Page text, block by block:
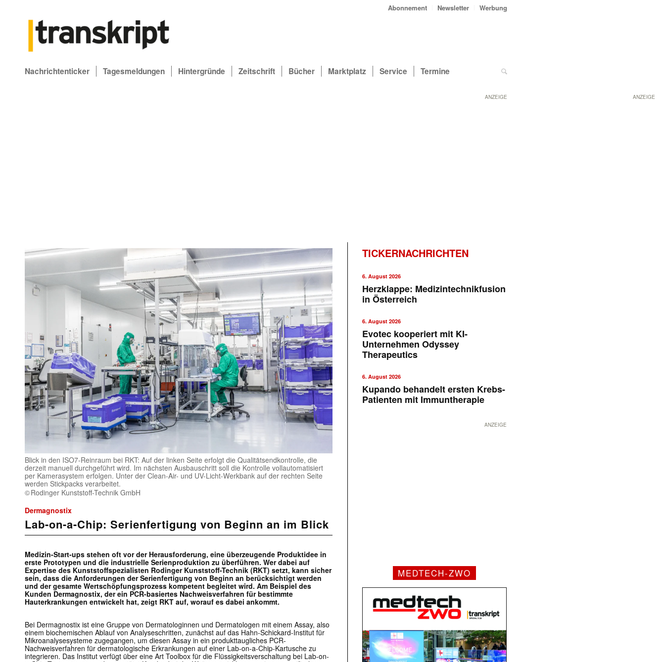
ANZEIGE
Abonnement Newsletter Werbung
Nachrichtenticker Tagesmeldungen Hintergründe Zeitschrift Bücher Marktplatz Service Termine
ANZEIGE
Blick in den ISO7-Reinraum bei RKT: Auf der linken Seite erfolgt die Qualitätsendkontrolle, die
derzeit manuell durchgeführt wird. Im nächsten Ausbauschritt soll die Kontrolle vollautomatisiert
per Kamerasystem erfolgen. Unter der Clean-Air- und UV-Licht-Werkbank auf der rechten Seite
werden Stickpacks verarbeitet.
Rodinger Kunststoff-Technik GmbH
Dermagnostix
Lab-on-a-Chip: Serienfertigung von Beginn an im Blick
Medizin-Start-ups stehen oft vor der Herausforderung, eine überzeugende Produktidee in
erste Prototypen und die industrielle Serienproduktion zu überführen. Wer dabei auf
Expertise des Kunststoffspezialisten Rodinger Kunststoff-Technik (RKT) setzt, kann sicher
sein, dass die Anforderungen der Serienfertigung von Beginn an berücksichtigt werden
und der gesamte Wertschöpfungsprozess kompetent begleitet wird. Am Beispiel des
Kunden Dermagnostix, der ein PCR-basiertes Nachweisverfahren für bestimmte
Hauterkrankungen entwickelt hat, zeigt RKT auf, worauf es dabei ankommt.
Bei Dermagnostix ist eine Gruppe von Dermatologinnen und Dermatologen mit einem Assay, also
einem biochemischen Ablauf von Analyseschritten, zunächst auf das Hahn-Schickard-Institut für
Mikroanalysesysteme zugegangen, um diesen Assay in ein produkttaugliches PCR-
Nachweisverfahren für dermatologische Erkrankungen auf einer Lab-on-a-Chip-Kartusche zu
integrieren. Das Institut verfügt über eine Art Toolbox für die Flüssigkeitsverschaltung bei Lab-on-
TICKERNACHRICHTEN
6. August 2026
Herzklappe: Medizintechnikfusion
in Österreich
6. August 2026
Evotec kooperiert mit KI-
Unternehmen Odyssey
Therapeutics
6. August 2026
Kupando behandelt ersten Krebs-
Patienten mit Immuntherapie
ANZEIGE
MEDTECH-ZWO